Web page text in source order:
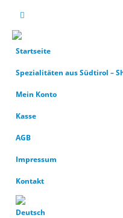
Startseite
Spezialitäten aus Südtirol –
Mein Konto
Kasse
AGB
Impressum
Kontakt